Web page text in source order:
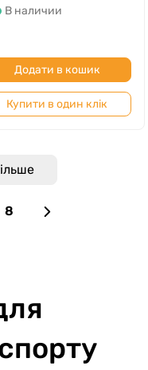
В наличии
Додати в кошик
Купити в один клік
8
Next page